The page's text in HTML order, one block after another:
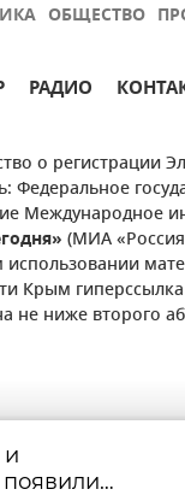
ОБЩЕСТВО
РАДИО
о регистрации
Федеральное
Международное
(МИА «Россия
Крым
не ниже второго
и